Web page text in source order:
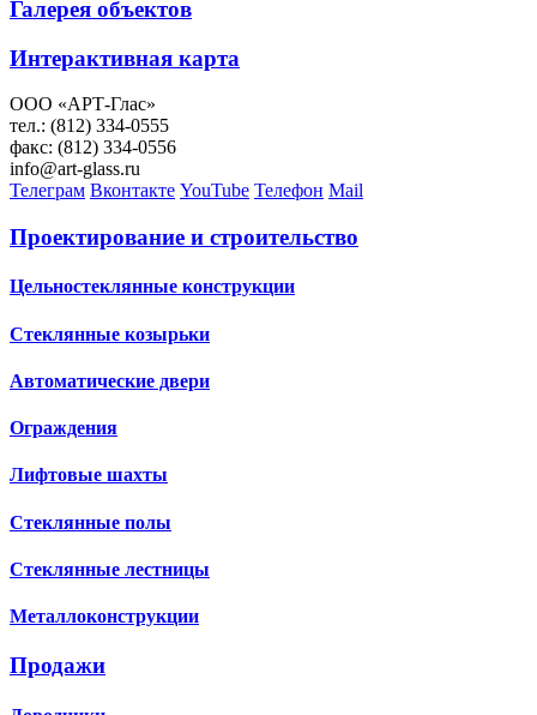
Галерея объектов
Интерактивная карта
ООО «АРТ-Глас»
тел.: (812) 334-0555
факс: (812) 334-0556
info@art-glass.ru
Телеграм Вконтакте YouTube Телефон Mail
Проектирование и строительство
Цельностеклянные конструкции
Стеклянные козырьки
Автоматические двери
Ограждения
Лифтовые шахты
Стеклянные полы
Стеклянные лестницы
Металлоконструкции
Продажи